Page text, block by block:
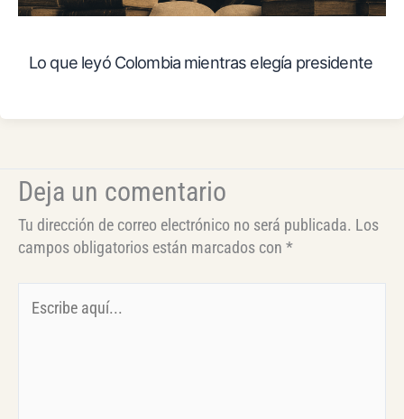
Lo que leyó Colombia mientras elegía presidente
Deja un comentario
Tu dirección de correo electrónico no será publicada. Los
campos obligatorios están marcados con *
aquí...